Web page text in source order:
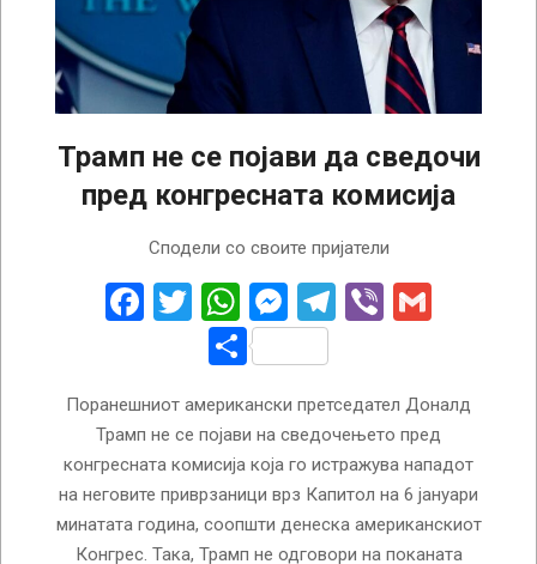
Трамп не се појави да сведочи
пред конгресната комисија
Сподели со своите пријатели
Facebook
Twitter
WhatsApp
Messenger
Telegram
Viber
Share
Поранешниот американски претседател Доналд
Трамп не се појави на сведочењето пред
конгресната комисија која го истражува нападот
на неговите приврзаници врз Капитол на 6 јануари
минатата година, соопшти денеска американскиот
Конгрес. Така, Трамп не одговори на поканата